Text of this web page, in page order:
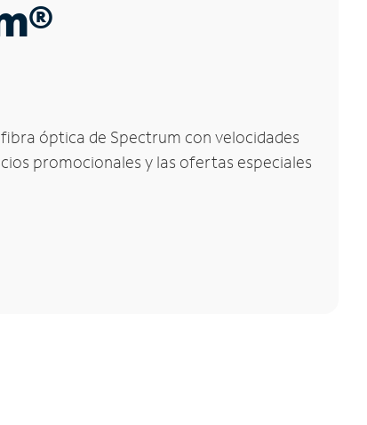
óptica de Spectrum con velocidades
promocionales y las ofertas especiales